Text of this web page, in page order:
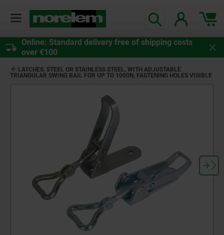
Online: Standard delivery free of shipping costs
over €100
LATCHES, STEEL OR STAINLESS STEEL, WITH ADJUSTABLE
TRIANGULAR SWING BAIL FOR UP TO 1000N, FASTENING HOLES VISIBLE